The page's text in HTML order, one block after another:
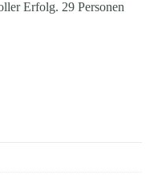
Erfolg. 29 Personen